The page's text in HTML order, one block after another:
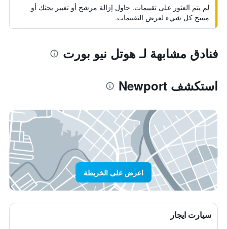
لم يتم العثور على تقييمات. حاول إزالة مرشح أو تغيير بحثك أو
مسح كل شيء لعرض التقييمات.
فنادق مشابهة لـ هوتل نيو بورت
استكشف Newport
اعرض على الخريطة
سيارت ايجار